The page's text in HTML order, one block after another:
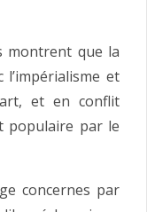
montrent que la
et
et en conflit
populaire par le
concernes par